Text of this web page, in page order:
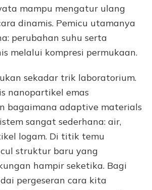
mampu mengatur ulang
dinamis. Pemicu utamanya
perubahan suhu serta
melalui kompresi permukaan.
sekadar trik laboratorium.
nanopartikel emas
bagaimana adaptive materials
sangat sederhana: air,
logam. Di titik temu
struktur baru yang
hampir seketika. Bagi
pergeseran cara kita